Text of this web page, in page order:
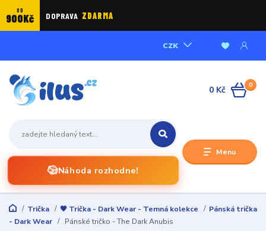
OD
900Kč DOPRAVA ZDARMA
Menu
CZK
🎲Náhoda rozhodne!
0
0 Kč
Trička 🖤 Trička - Dark Wear - Temná kolekce
Pánská trička
- Dark Wear
Pánské tričko - The Dark Anubis